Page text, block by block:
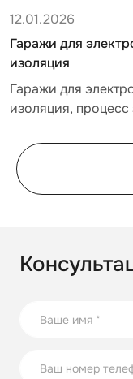
12.01.2026
Гаражи для
изоляция
Гаражи для
изоляция, процесс